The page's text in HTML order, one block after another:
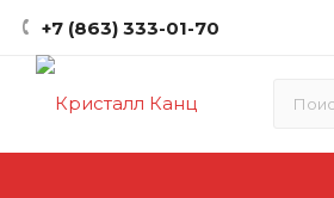
+7 (863) 333-01-70